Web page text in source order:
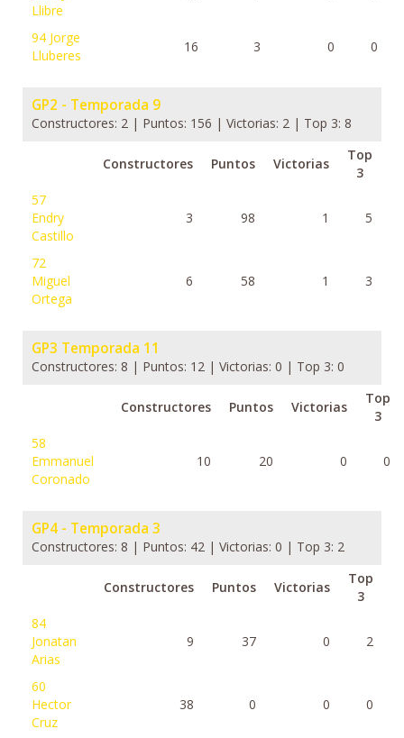
Llibre
94 Jorge
Lluberes
16 3 0 0
GP2 - Temporada 9
Constructores: 2 | Puntos: 156 | Victorias: 2 | Top 3: 8
Constructores Puntos Victorias
Top
3
57
Endry
Castillo
3 98 1 5
72
Miguel
Ortega
6 58 1 3
GP3 Temporada 11
Constructores: 8 | Puntos: 12 | Victorias: 0 | Top 3: 0
Constructores Puntos Victorias
Top
3
58
Emmanuel
Coronado
10 20 0 0
GP4 - Temporada 3
Constructores: 8 | Puntos: 42 | Victorias: 0 | Top 3: 2
Constructores Puntos Victorias
Top
3
84
Jonatan
Arias
9 37 0 2
60
Hector
Cruz
38 0 0 0